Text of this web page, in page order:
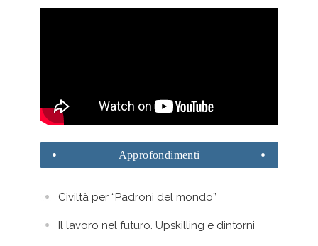
Approfondimenti
Civiltà per “Padroni del mondo”
Il lavoro nel futuro. Upskilling e dintorni